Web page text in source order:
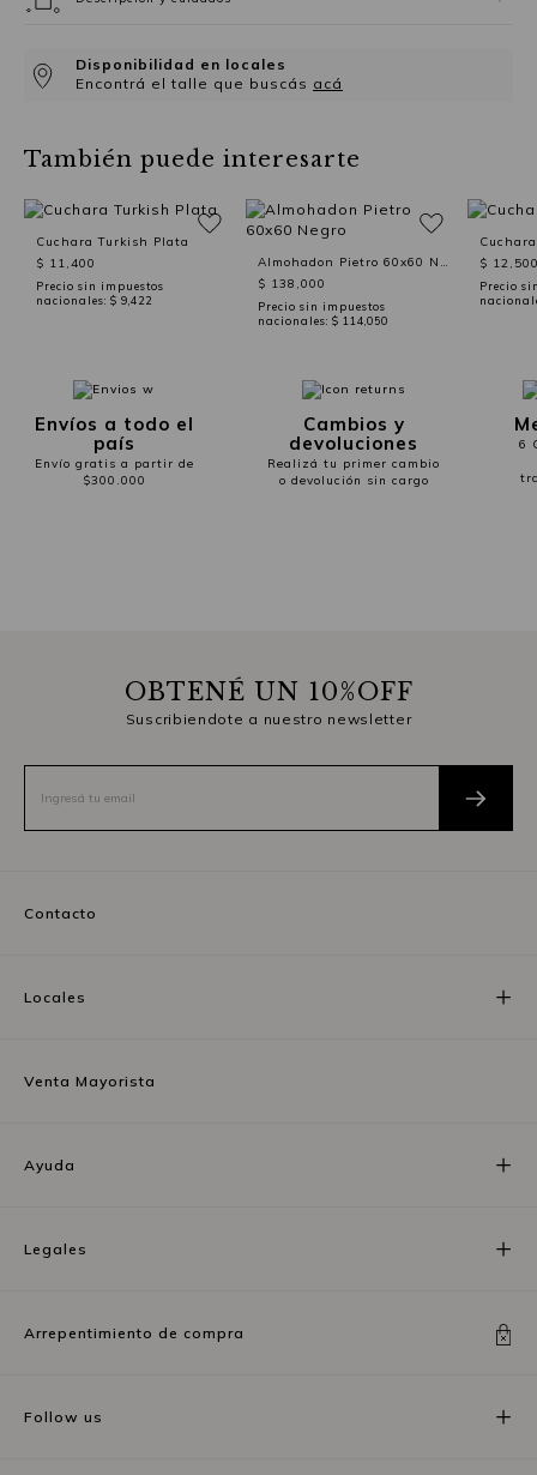
Disponibilidad en locales
Encontrá el talle que buscás acá
También puede interesarte
Cuchara Turkish Plata
$ 11,400
Precio sin impuestos
nacionales: $ 9,422
$ 138,000
Precio sin impuestos
nacionales: $ 114,050
$
Precio
Envíos a todo el
país
Envío gratis a partir de
$300.000
Cambios y
devoluciones
Realizá tu primer cambio
o devolución sin cargo
6
OBTENÉ UN 10%OFF
Suscribiendote a nuestro newsletter
Contacto
Locales
Venta Mayorista
Ayuda
Legales
Arrepentimiento de compra
Follow us